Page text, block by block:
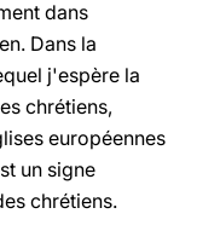
dans
Dans la
j'espère la
chrétiens,
européennes
un signe
chrétiens.